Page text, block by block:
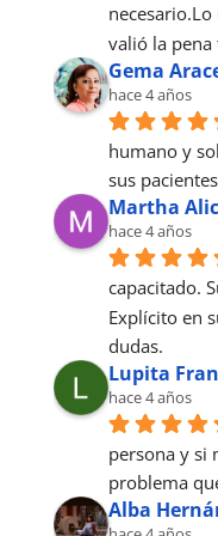
valió la
Gema
hace 4 años
humano y
sus
Martha
hace 4 años
capacitado.
Explícito en
dudas.
Lupita
hace 4 años
persona y si
problema
Alba